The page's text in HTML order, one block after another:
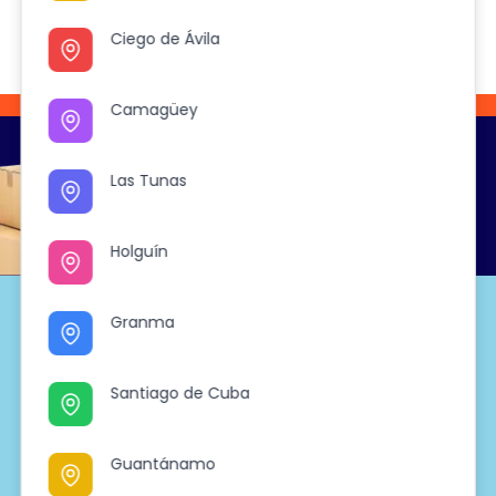
El viaje
Soporte
Preguntas frecuentes
Tiendas PL Market
Ciego de Ávila
Camagüey
Las Tunas
Holguín
Granma
Santiago de Cuba
Guantánamo
Ciego de Ávila
Camagüey
Las Tunas
Holguín
Granma
Santiago de Cuba
Guantánamo